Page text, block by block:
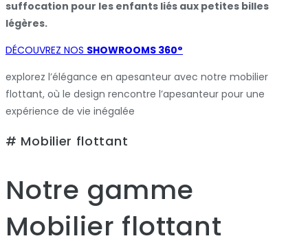
suffocation pour les enfants liés aux petites billes
légères.
DÉCOUVREZ NOS SHOWROOMS 360°
explorez l’élégance en apesanteur avec notre mobilier
flottant, où le design rencontre l’apesanteur pour une
expérience de vie inégalée
# Mobilier flottant
Notre gamme
Mobilier flottant